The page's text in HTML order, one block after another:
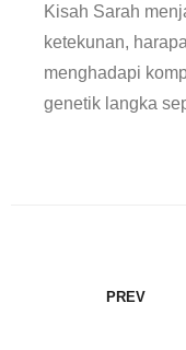
Kisah Sarah
ketekunan,
menghadapi
genetik langka
PREV